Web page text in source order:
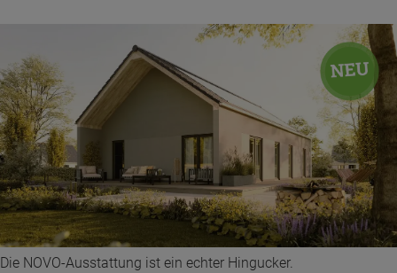
Die NOVO-Ausstattung ist ein echter Hingucker.